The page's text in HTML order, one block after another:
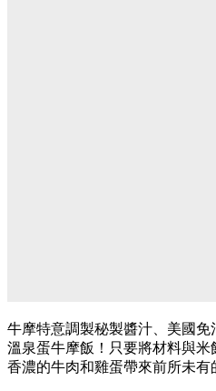
牛摩特意調製秘製醬汁、美國
溫泉蛋牛摩飯！只要將材料與米
香濃的牛肉和雞蛋帶來前所未有